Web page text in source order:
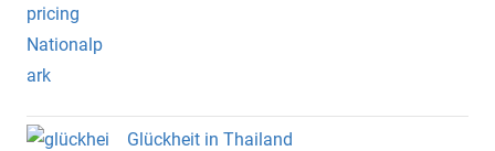
Glückheit in Thailand